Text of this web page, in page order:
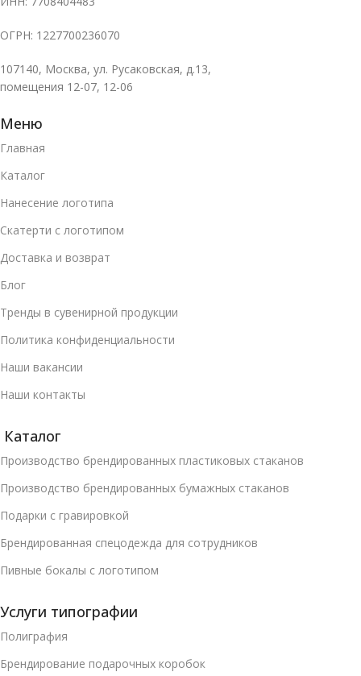
ОГРН: 1227700236070
107140, Москва, ул. Русаковская, д.13,
помещения 12-07, 12-06
Меню
Главная
Каталог
Нанесение логотипа
Скатерти с логотипом
Доставка и возврат
Блог
Тренды в сувенирной продукции
Политика конфиденциальности
Наши вакансии
Наши контакты
Каталог
Производство брендированных пластиковых стаканов
Производство брендированных бумажных стаканов
Подарки с гравировкой
Брендированная спецодежда для сотрудников
Пивные бокалы с логотипом
Услуги типографии
Полиграфия
Брендирование подарочных коробок